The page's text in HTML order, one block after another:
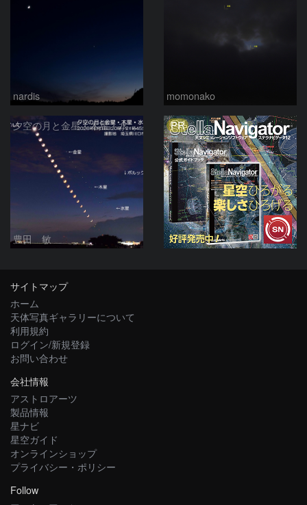
nardis momonako
夕空の月と金星・木星・水星の接近 2026/6/18
豊田 敏
PR
サイトマップ
ホーム
天体写真ギャラリーについて
利用規約
ログイン/新規登録
お問い合わせ
会社情報
アストロアーツ
製品情報
星ナビ
星空ガイド
オンラインショップ
プライバシー・ポリシー
Follow